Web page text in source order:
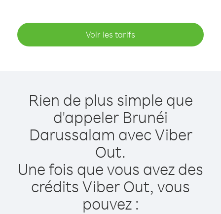
Voir les tarifs
Rien de plus simple que
d'appeler Brunéi
Darussalam avec Viber
Out.
Une fois que vous avez des
crédits Viber Out, vous
pouvez :